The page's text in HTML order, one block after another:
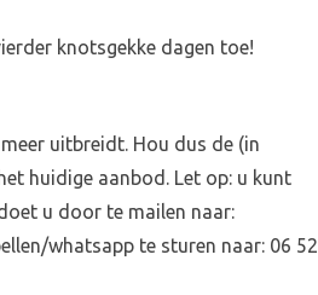
knotsgekke dagen toe!
uitbreidt. Hou dus de (in
huidige aanbod. Let op: u kunt
u door te mailen naar:
whatsapp te sturen naar: 06 52